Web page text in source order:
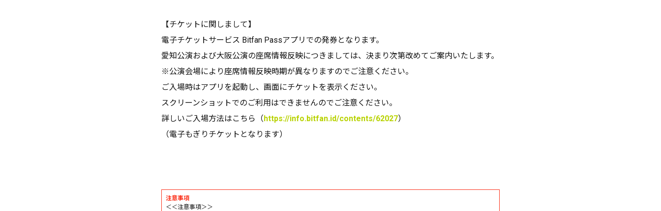
【チケットに関しまして】
電子チケットサービス Bitfan Passアプリでの発券となります。
愛知公演および大阪公演の座席情報反映につきましては、決まり次第改めてご案内いたします。
※公演会場により座席情報反映時期が異なりますのでご注意ください。
ご入場時はアプリを起動し、画面にチケットを表示ください。
スクリーンショットでのご利用はできませんのでご注意ください。
詳しいご入場方法はこちら（https://info.bitfan.id/contents/62027）
（電子もぎりチケットとなります）
注意事項
＜＜注意事項＞＞